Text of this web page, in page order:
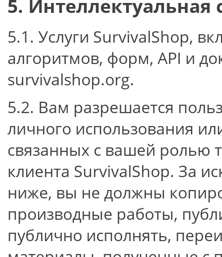
5. Интеллектуальная
5.1. Услуги SurvivalShop,
алгоритмов, форм, API и
survivalshop.org.
5.2. Вам разрешается
личного использования
связанных с вашей ролью
клиента SurvivalShop. За
ниже, вы не должны
производные работы,
публично исполнять,